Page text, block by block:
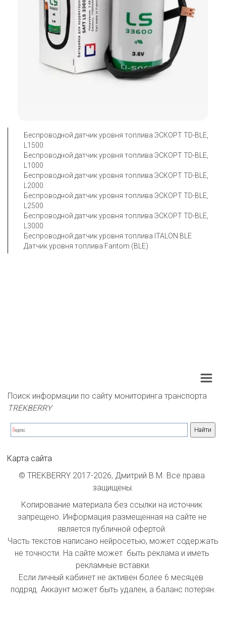
Беспроводной датчик уровня топлива ЭСКОРТ TD-BLE,
L1500
Беспроводной датчик уровня топлива ЭСКОРТ TD-BLE,
L1000
Беспроводной датчик уровня топлива ЭСКОРТ TD-BLE,
L2000
Беспроводной датчик уровня топлива ЭСКОРТ TD-BLE,
L2500
Беспроводной датчик уровня топлива ЭСКОРТ TD-BLE,
L3000
Беспроводной датчик уровня топлива ITALON BLE
Датчик уровня топлива Fantom (BLE)
Поиск информации по сайту мониторинга транспорта
TREKBERRY
Карта сайта
© TREKBERRY 2017-2026, Дмитрий В.М. Все права
защищены.
Копирование материала без ссылки на источник
запрещено. Информация размещенная на сайте не
является публичной офертой.
Часть текстов написано нейросетью, может содержать
не точности. На сайте может  быть реклама и иметь
рекламные вставки.
Если личный кабинет не активен более 6 месяцев
подряд. Аккаунт может быть удален, а баланс потерян.